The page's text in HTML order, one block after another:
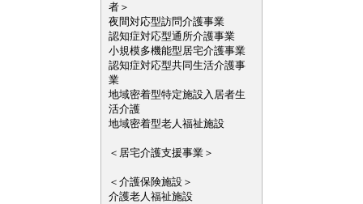
者＞
夜間対応型訪問介護事業
認知症対応型通所介護事業
小規模多機能型居宅介護事業
認知症対応型共同生活介護事
業
地域密着型特定施設入居者生
活介護
地域密着型老人福祉施設
＜居宅介護支援事業＞
＜介護保険施設＞
介護老人福祉施設